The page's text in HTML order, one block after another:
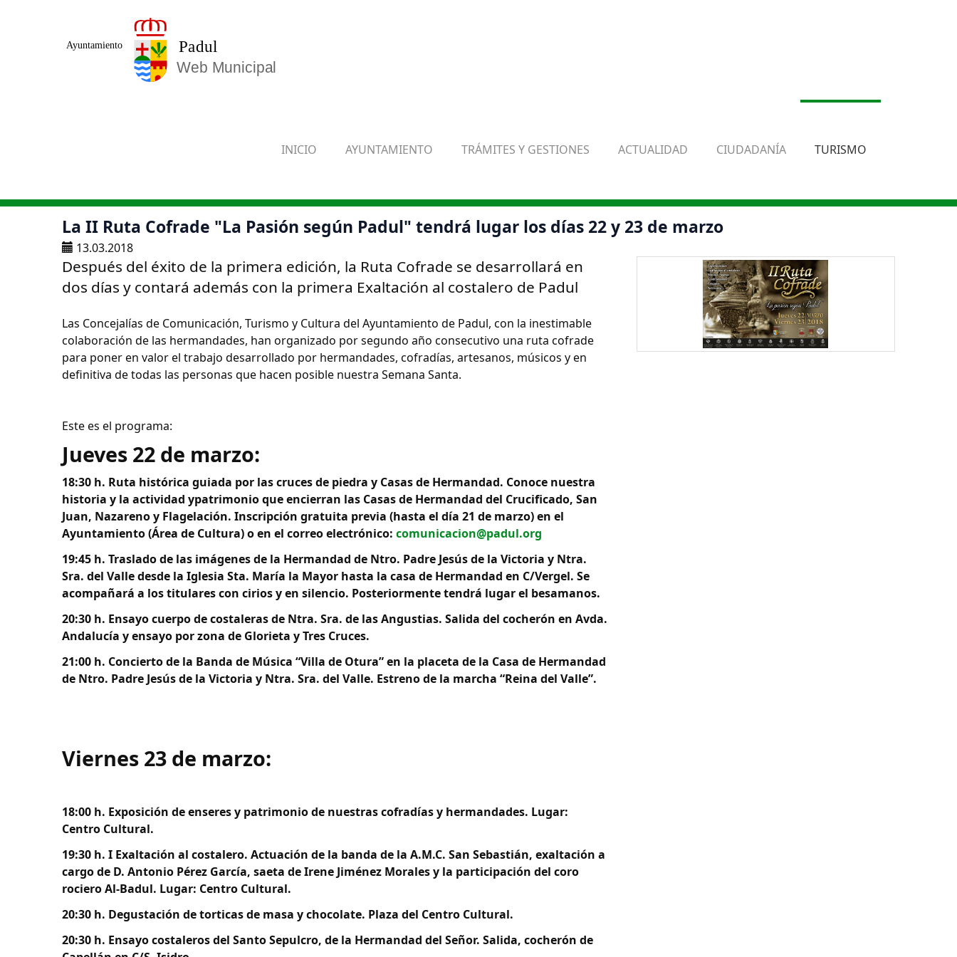
INICIO AYUNTAMIENTO TRÁMITES Y GESTIONES ACTUALIDAD CIUDADANÍA TURISMO
La II Ruta Cofrade "La Pasión según Padul" tendrá lugar los días 22 y 23 de marzo
13.03.2018
Después del éxito de la primera edición, la Ruta Cofrade se desarrollará en
dos días y contará además con la primera Exaltación al costalero de Padul
Las Concejalías de Comunicación, Turismo y Cultura del Ayuntamiento de Padul, con la inestimable
colaboración de las hermandades, han organizado por segundo año consecutivo una ruta cofrade
para poner en valor el trabajo desarrollado por hermandades, cofradías, artesanos, músicos y en
definitiva de todas las personas que hacen posible nuestra Semana Santa.
Este es el programa:
Jueves 22 de marzo:
18:30 h. Ruta histórica guiada por las cruces de piedra y Casas de Hermandad. Conoce nuestra
historia y la actividad ypatrimonio que encierran las Casas de Hermandad del Crucificado, San
Juan, Nazareno y Flagelación. Inscripción gratuita previa (hasta el día 21 de marzo) en el
Ayuntamiento (Área de Cultura) o en el correo electrónico:comunicacion@padul.org
19:45 h. Traslado de las imágenes de la Hermandad de Ntro. Padre Jesús de la Victoria y Ntra.
Sra. del Valle desde la Iglesia Sta. María la Mayor hasta la casa de Hermandad en C/Vergel. Se
acompañará a los titulares con cirios y en silencio. Posteriormente tendrá lugar el besamanos.
20:30 h. Ensayo cuerpo de costaleras de Ntra. Sra. de las Angustias. Salida del cocherón en Avda.
Andalucía y ensayo por zona de Glorieta y Tres Cruces.
21:00 h. Concierto de la Banda de Música “Villa de Otura” en la placeta de la Casa de Hermandad
de Ntro. Padre Jesús de la Victoria y Ntra. Sra. del Valle. Estreno de la marcha “Reina del Valle”.
Viernes 23 de marzo:
18:00 h. Exposición de enseres y patrimonio de nuestras cofradías y hermandades. Lugar:
Centro Cultural.
19:30 h. I Exaltación al costalero. Actuación de la banda de la A.M.C. San Sebastián, exaltación a
cargo de D. Antonio Pérez García, saeta de Irene Jiménez Morales y la participación del coro
rociero Al-Badul. Lugar: Centro Cultural.
20:30 h. Degustación de torticas de masa y chocolate. Plaza del Centro Cultural.
20:30 h. Ensayo costaleros del Santo Sepulcro, de la Hermandad del Señor. Salida, cocherón de